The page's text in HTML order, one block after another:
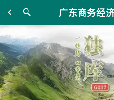
广东商务经